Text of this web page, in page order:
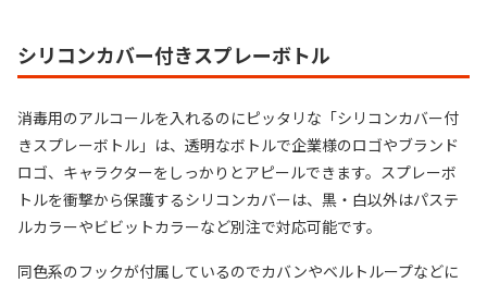
シリコンカバー付きスプレーボトル
消毒用のアルコールを入れるのにピッタリな「シリコンカバー付
きスプレーボトル」は、透明なボトルで企業様のロゴやブランド
ロゴ、キャラクターをしっかりとアピールできます。スプレーボ
トルを衝撃から保護するシリコンカバーは、黒・白以外はパステ
ルカラーやビビットカラーなど別注で対応可能です。
同色系のフックが付属しているのでカバンやベルトループなどに